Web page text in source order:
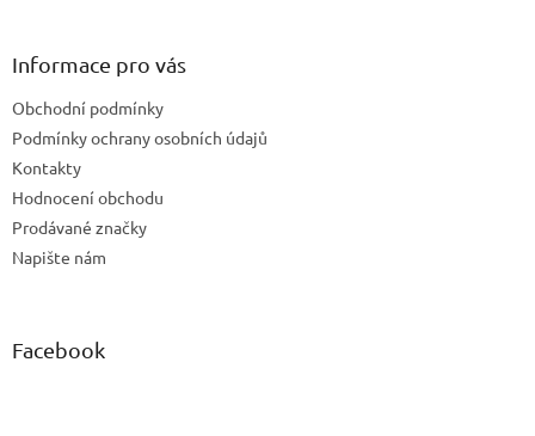
Informace pro vás
Obchodní podmínky
Podmínky ochrany osobních údajů
Kontakty
Hodnocení obchodu
Prodávané značky
Napište nám
Facebook